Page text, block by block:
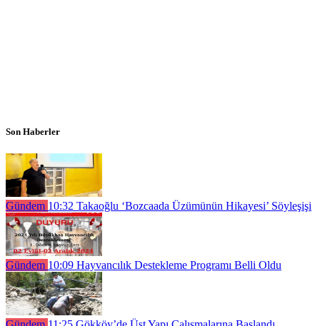
Son Haberler
Gündem 10:32 Takaoğlu ‘Bozcaada Üzümünün Hikayesi’ Söyleşişi
Gündem 10:09 Hayvancılık Destekleme Programı Belli Oldu